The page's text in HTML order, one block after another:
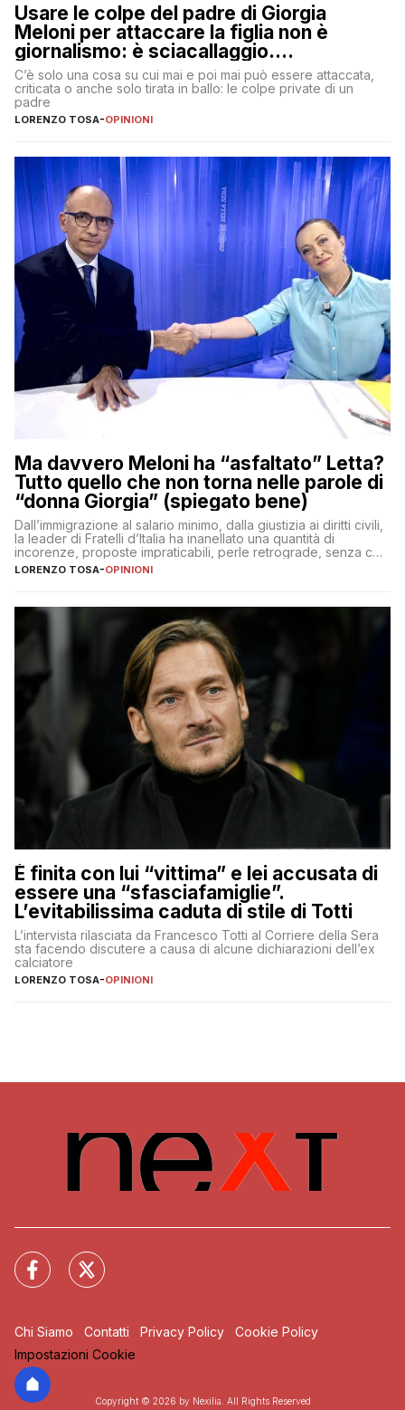
Usare le colpe del padre di Giorgia
Meloni per attaccare la figlia non è
giornalismo: è sciacallaggio.
Dimostriamo di essere diversi
C’è solo una cosa su cui mai e poi mai può essere attaccata,
criticata o anche solo tirata in ballo: le colpe private di un
padre
LORENZO TOSA-OPINIONI
Ma davvero Meloni ha “asfaltato” Letta?
Tutto quello che non torna nelle parole di
“donna Giorgia” (spiegato bene)
Dall’immigrazione al salario minimo, dalla giustizia ai diritti civili,
la leader di Fratelli d’Italia ha inanellato una quantità di
incorenze, proposte impraticabili, perle retrograde, senza che
nessuno – a destra come a sinistra – glielo abbia fatto notare
LORENZO TOSA-OPINIONI
È finita con lui “vittima” e lei accusata di
essere una “sfasciafamiglie”.
L’evitabilissima caduta di stile di Totti
L’intervista rilasciata da Francesco Totti al Corriere della Sera
sta facendo discutere a causa di alcune dichiarazioni dell’ex
calciatore
LORENZO TOSA-OPINIONI
Chi Siamo Contatti Privacy Policy
Cookie Policy
Impostazioni Cookie
Copyright © 2026 by Nexilia. All Rights Reserved